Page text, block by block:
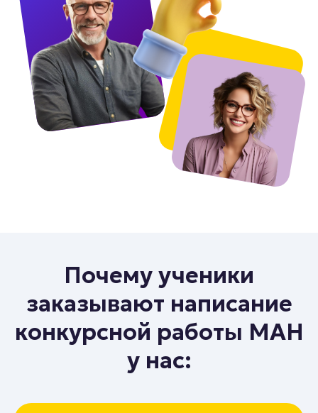
Почему ученики
заказывают написание
конкурсной работы МАН
у нас: